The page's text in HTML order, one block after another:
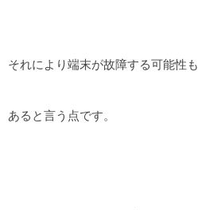
それにより端末が故障する可能性も
あると言う点です。